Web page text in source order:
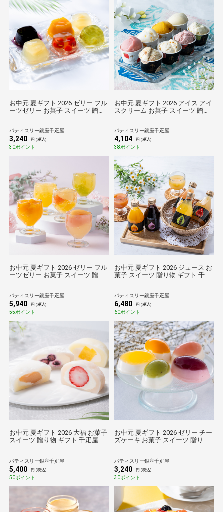
お中元 夏ギフト 2026 ゼリー フル
ーツゼリー お菓子 スイーツ 贈り
パティスリー銀座千疋屋
3,240 円 (税込)
30ポイント
お中元 夏ギフト 2026 アイス アイ
スクリーム お菓子 スイーツ 贈り
ソルベ8個
パティスリー銀座千疋屋
4,104 円 (税込)
38ポイント
お中元 夏ギフト 2026 ゼリー フル
ーツゼリー お菓子 スイーツ 贈り
個
パティスリー銀座千疋屋
5,940 円 (税込)
55ポイント
お中元 夏ギフト 2026 ジュース お
菓子 スイーツ 贈り物 ギフト 千疋
パティスリー銀座千疋屋
6,480 円 (税込)
60ポイント
お中元 夏ギフト 2026 大福 お菓子
スイーツ 贈り物 ギフト 千疋屋 パ
パティスリー銀座千疋屋
5,400 円 (税込)
50ポイント
お中元 夏ギフト 2026 ゼリー チー
ズケーキ お菓子 スイーツ 贈り物
パティスリー銀座千疋屋
3,240 円 (税込)
30ポイント